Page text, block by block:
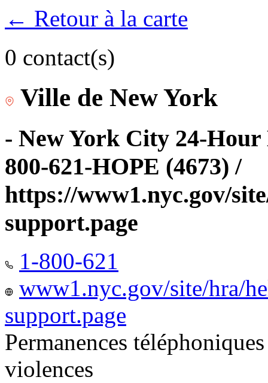
← Retour à la carte
0 contact(s)
Ville de New York
- New York City 24-
800-621-HOPE (4673) /
https://www1.nyc.gov/
support.page
1-800-621
www1.nyc.gov/site/hra/
support.page
Permanences
violences